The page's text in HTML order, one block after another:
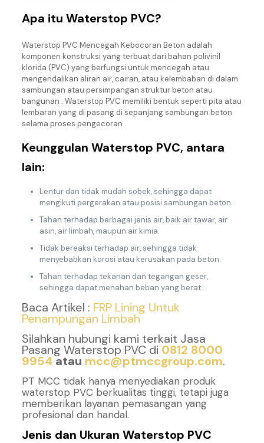
Apa itu Waterstop PVC?
Waterstop PVC Mencegah Kebocoran Beton adalah
komponen konstruksi yang terbuat dari bahan polivinil
klorida (PVC) yang berfungsi untuk mencegah atau
mengendalikan aliran air, cairan, atau kelembaban di dalam
sambungan atau persimpangan struktur beton atau
bangunan . Waterstop PVC memiliki bentuk seperti pita atau
lembaran yang di pasang di sepanjang sambungan beton
selama proses pengecoran .
Keunggulan Waterstop PVC, antara
lain:
Lentur dan tidak mudah sobek, sehingga dapat
mengikuti pergerakan atau posisi sambungan beton.
Tahan terhadap berbagai jenis air, baik air tawar, air
asin, air limbah, maupun air kimia.
Tidak bereaksi terhadap air, sehingga tidak
menyebabkan korosi atau kerusakan pada beton.
Tahan terhadap tekanan dan tegangan geser,
sehingga dapat menahan beban yang berat .
Baca Artikel : FRP Lining Untuk
Penampungan Limbah
Silahkan hubungi kami terkait Jasa
Pasang Waterstop PVC di 0812 8000
9954atau mcc@ptmccgroup.com.
PT MCC tidak hanya menyediakan produk
waterstop PVC berkualitas tinggi, tetapi juga
memberikan layanan pemasangan yang
profesional dan handal.
Jenis dan Ukuran Waterstop PVC